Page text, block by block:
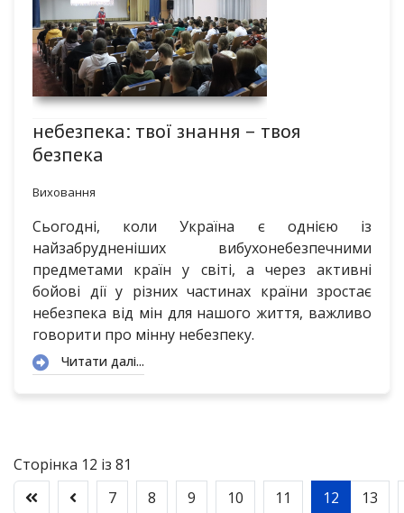
небезпека: твої знання – твоя
безпека
Виховання
Сьогодні, коли Україна є однією із
найзабрудненіших вибухонебезпечними
предметами країн у світі, а через активні
бойові дії у різних частинах країни зростає
небезпека від мін для нашого життя, важливо
говорити про мінну небезпеку.
Читати далі...
Сторінка 12 із 81
7
8 9 10 11 12 13